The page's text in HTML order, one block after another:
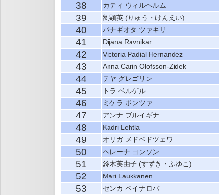
38 カティ ウィルヘルム
39 劉顕英 (りゅう・けんえい)
40 パナギオタ ツァキリ
41 Dijana Ravnikar
42 Victoria Padial Hernandez
43 Anna Carin Olofsson-Zidek
44 テヤ グレゴリン
45 トラ ベルゲル
46 ミケラ ポンツァ
47 アンナ ブルイギナ
48 Kadri Lehtla
49 オリガ メドベドツェワ
50 ヘレーナ ヨンソン
51 鈴木芙由子 (すずき・ふゆこ)
52 Mari Laukkanen
53 ゼンカ ベイナロバ